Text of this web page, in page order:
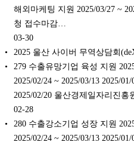
해외마케팅 지원 2025/03/27 ~
청 접수마감…
03-30
2025 울산 사이버 무역상담회
279 수출유망기업 육성 지원
2025/02/24 ~ 2025/03/13 2025/
2025/02/20 울산경제일자리진흥
02-28
280 수출강소기업 성장 지원
2025/02/24 ~ 2025/03/13 2025/